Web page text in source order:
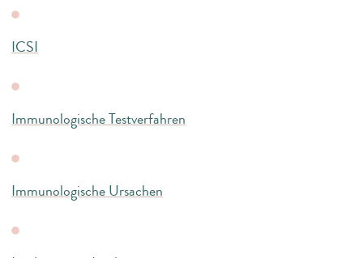
ICSI
Immunologische Testverfahren
Immunologische Ursachen